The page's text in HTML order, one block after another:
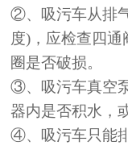
②、吸污车从排
度)，应检查四
圈是否破损。
③、吸污车真空
器内是否积水，
④、吸污车只能